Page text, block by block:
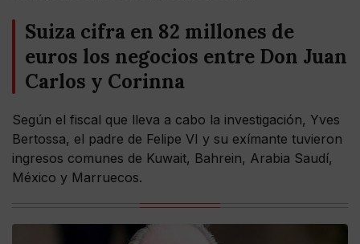
Suiza cifra en 82 millones de
euros los negocios entre Don Juan
Carlos y Corinna
Según el fiscal que lleva a cabo la investigación, Yves
Bertossa, el padre de Felipe VI y su exímante tuvieron
ingresos comunes de Kuwait, Bahrein, Arabia Saudí,
México y Marruecos.